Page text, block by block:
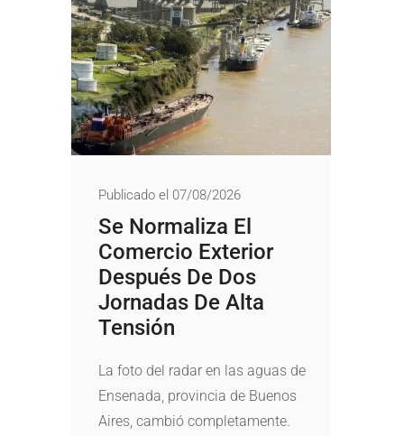
Publicado el 07/08/2026
Se Normaliza El
Comercio Exterior
Después De Dos
Jornadas De Alta
Tensión
La foto del radar en las aguas de
Ensenada, provincia de Buenos
Aires, cambió completamente.